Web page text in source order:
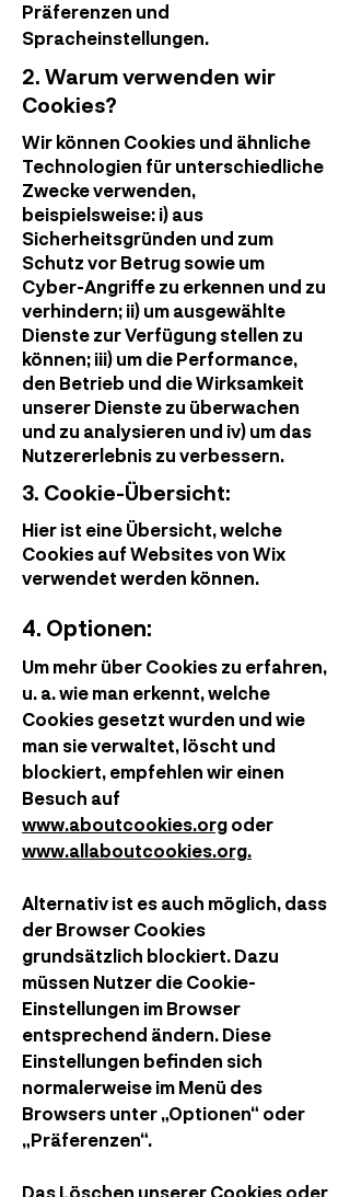
Präferenzen und
Spracheinstellungen.
2. Warum verwenden wir
Cookies?
Wir können Cookies und ähnliche
Technologien für unterschiedliche
Zwecke verwenden,
beispielsweise: i) aus
Sicherheitsgründen und zum
Schutz vor Betrug sowie um
Cyber-Angriffe zu erkennen und zu
verhindern; ii) um ausgewählte
Dienste zur Verfügung stellen zu
können; iii) um die Performance,
den Betrieb und die Wirksamkeit
unserer Dienste zu überwachen
und zu analysieren und iv) um das
Nutzererlebnis zu verbessern.
3. Cookie-Übersicht:
Hier ist eine Übersicht, welche
Cookies auf Websites von Wix
verwendet werden können.
4. Optionen:
Um mehr über Cookies zu erfahren,
u. a. wie man erkennt, welche
Cookies gesetzt wurden und wie
man sie verwaltet, löscht und
blockiert, empfehlen wir einen
Besuch auf
www.aboutcookies.org oder
www.allaboutcookies.org.
Alternativ ist es auch möglich, dass
der Browser Cookies
grundsätzlich blockiert. Dazu
müssen Nutzer die Cookie-
Einstellungen im Browser
entsprechend ändern. Diese
Einstellungen befinden sich
normalerweise im Menü des
Browsers unter „Optionen“ oder
„Präferenzen“.
Das Löschen unserer Cookies oder